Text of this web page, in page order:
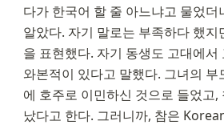
다가 한국어 할 줄 아느냐고 물었더
알았다. 자기 말로는 부족하다 했지
을 표현했다. 자기 동생도 고대에서
와본적이 있다고 말했다. 그녀의 부
에 호주로 이민하신 것으로 들었고,
났다고 한다. 그러니까, 참은